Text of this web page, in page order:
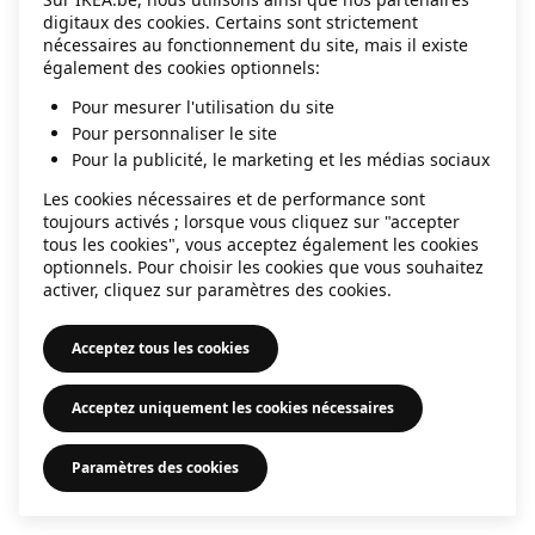
information).
digitaux des cookies. Certains sont strictement
nécessaires au fonctionnement du site, mais il existe
également des cookies optionnels:
Pour mesurer l'utilisation du site
Pour personnaliser le site
Pour la publicité, le marketing et les médias sociaux
Les cookies nécessaires et de performance sont
toujours activés ; lorsque vous cliquez sur "accepter
tous les cookies", vous acceptez également les cookies
optionnels. Pour choisir les cookies que vous souhaitez
activer, cliquez sur paramètres des cookies.
Acceptez tous les cookies
Acceptez uniquement les cookies nécessaires
Paramètres des cookies